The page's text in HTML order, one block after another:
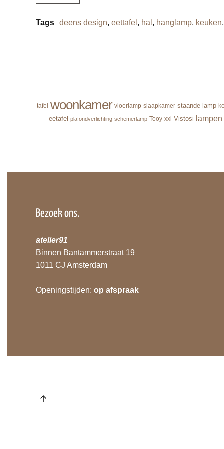
Tags deens design, eettafel , hal , hanglamp, keuken
tafel woonkamer vloerlamp slaapkamer staande lamp
eetafel plafondverlichting schemerlamp Tooy xxl Vistosi lampen
Bezoek ons.
atelier91
Binnen Bantammerstraat 19
1011 CJ Amsterdam
Openingstijden:op afspraak